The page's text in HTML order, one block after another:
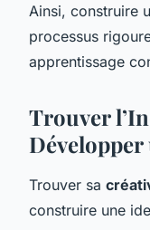
Ainsi, construire
processus
apprentissage
Trouver
Trouver sa
construire une